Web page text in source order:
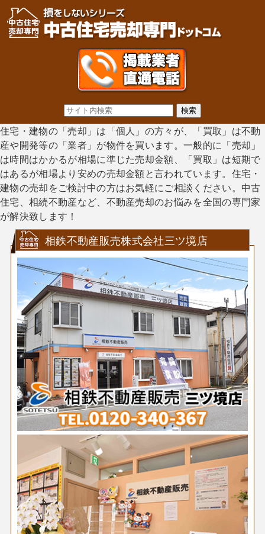
住宅・建物の「売却」は「個人」の方々が、「買取」は不動
産や開発等の「業者」が物件を買います。一般的に「売却」
は時間はかかるが相場に準じた売却金額、「買取」は短期で
はあるが相場より安めの売却金額と言われています。住宅・
建物の売却をご検討中の方はお気軽にご相談ください。中古
住宅、相続不動産など、不動産売却のお悩みを全国の専門家
が解決致します！
相鉄不動産販売株式会社三ツ境店